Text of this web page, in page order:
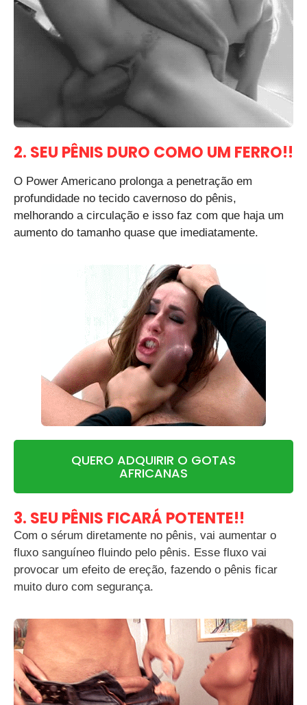
2. SEU PÊNIS DURO COMO UM FERRO!!
O Power Americano prolonga a penetração em
profundidade no tecido cavernoso do pênis,
melhorando a circulação e isso faz com que haja um
aumento do tamanho quase que imediatamente.
QUERO ADQUIRIR O GOTAS
AFRICANAS
3. SEU PÊNIS FICARÁ POTENTE!!
Com o sérum diretamente no pênis, vai aumentar o
fluxo sanguíneo fluindo pelo pênis. Esse fluxo vai
provocar um efeito de ereção, fazendo o pênis ficar
muito duro com segurança.